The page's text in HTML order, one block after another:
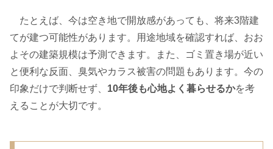
たとえば、今は空き地で開放感があっても、将来3階建
てが建つ可能性があります。用途地域を確認すれば、おお
よその建築規模は予測できます。また、ゴミ置き場が近い
と便利な反面、臭気やカラス被害の問題もあります。今の
印象だけで判断せず、 10年後も心地よく暮らせるかを考
えることが大切です。